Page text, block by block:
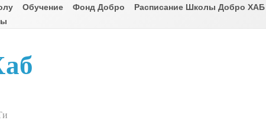
Обучение Фонд Добро
Расписание Школы Добро ХАБ